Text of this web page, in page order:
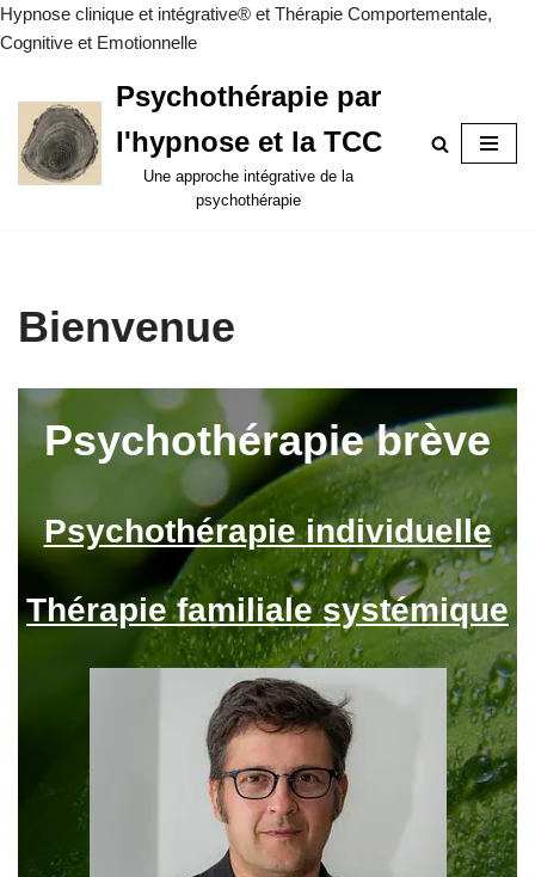
Hypnose clinique et intégrative® et Thérapie Comportementale,
Cognitive et Emotionnelle
Aller
au
contenu
Psychothérapie par
l'hypnose et la TCC
Une approche intégrative de la
psychothérapie
Bienvenue
Psychothérapie brève
Psychothérapie individuelle
Thérapie familiale systémique